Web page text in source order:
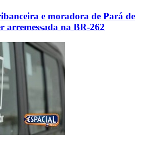
e moradora de Pará de
arremessada na BR-262